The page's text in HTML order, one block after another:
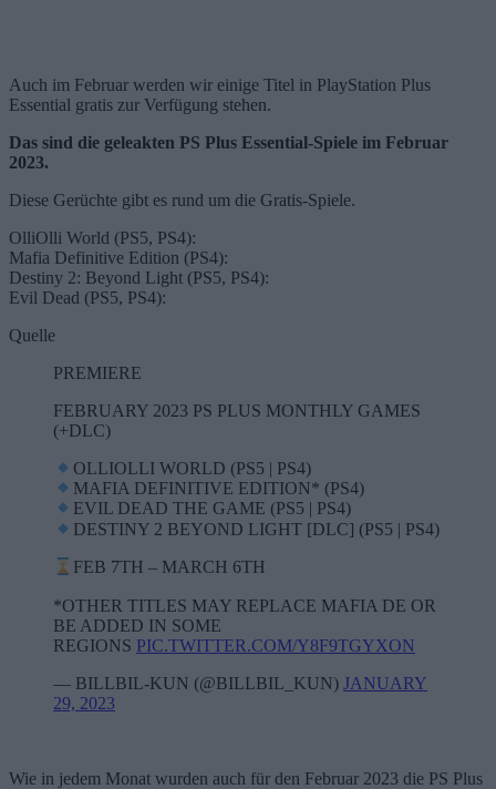
Auch im Februar werden wir einige Titel in PlayStation Plus
Essential gratis zur Verfügung stehen.
Das sind die geleakten PS Plus Essential-Spiele im Februar
2023.
Diese Gerüchte gibt es rund um die Gratis-Spiele.
OlliOlli World (PS5, PS4):
Mafia Definitive Edition (PS4):
Destiny 2: Beyond Light (PS5, PS4):
Evil Dead (PS5, PS4):
Quelle
PREMIERE
FEBRUARY 2023 PS PLUS MONTHLY GAMES
(+DLC)
OLLIOLLI WORLD (PS5 | PS4)
MAFIA DEFINITIVE EDITION* (PS4)
EVIL DEAD THE GAME (PS5 | PS4)
DESTINY 2 BEYOND LIGHT [DLC] (PS5 | PS4)
FEB 7TH – MARCH 6TH
*OTHER TITLES MAY REPLACE MAFIA DE OR
BE ADDED IN SOME
REGIONS PIC.TWITTER.COM/Y8F9TGYXON
— BILLBIL-KUN (@BILLBIL_KUN) JANUARY
29, 2023
Wie in jedem Monat wurden auch für den Februar 2023 die PS Plus